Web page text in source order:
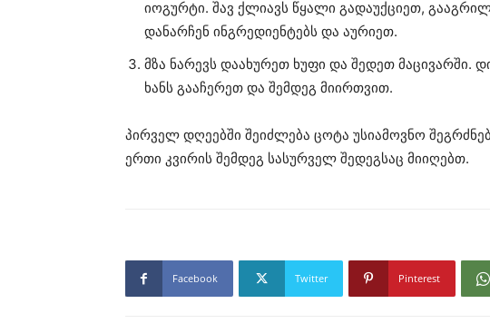
იოგურტი. შავ ქლიავს წყალი გადაუქციეთ,
დანარჩენ ინგრედიენტებს და აურიეთ.
მზა ნარევს დაახურეთ ხუფი და შედეთ მაცივარში.
ხანს გააჩერეთ და შემდეგ მიირთვით.
პირველ დღეებში შეიძლება ცოტა უსიამოვნო
ერთი კვირის შემდეგ სასურველ შედეგსაც მიიღებთ.
Facebook Twitter Pinterest